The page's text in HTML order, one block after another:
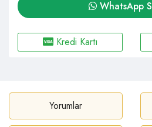
WhatsApp
Kredi Kartı
Yorumlar